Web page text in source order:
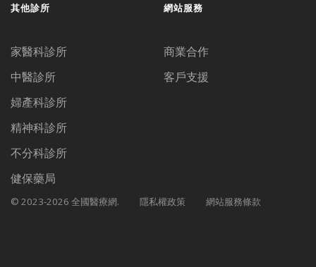
其他診所
家醫科診所
中醫診所
婦產科診所
精神科診所
不分科診所
健保藥局
網站服務
商業合作
客戶支援
© 2023-2026 全國醫療網. 隱私權政策 網站服務條款